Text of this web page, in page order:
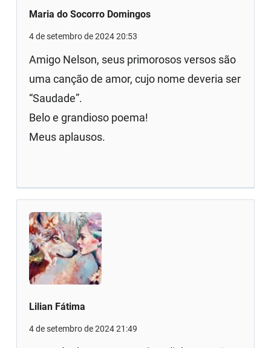
Maria do Socorro Domingos
4 de setembro de 2024 20:53
Amigo Nelson, seus primorosos versos são
uma canção de amor, cujo nome deveria ser
“Saudade”.
Belo e grandioso poema!
Meus aplausos.
Lilian Fátima
4 de setembro de 2024 21:49